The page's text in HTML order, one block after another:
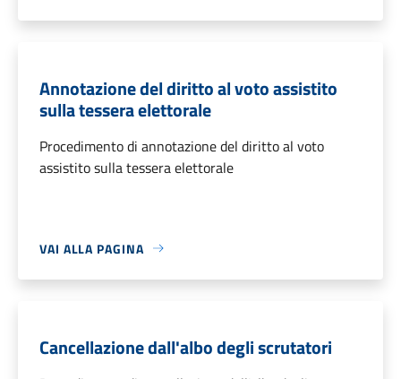
Annotazione del diritto al voto assistito
sulla tessera elettorale
Procedimento di annotazione del diritto al voto
assistito sulla tessera elettorale
VAI ALLA PAGINA
Cancellazione dall'albo degli scrutatori